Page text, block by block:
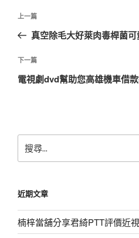
文
導
覽
上
一
文
章
上一篇
真空除毛大好萊肉毒桿菌
下
一
下一篇
電視劇dvd幫助您高雄機車借
尋
字:
近期文章
楠梓當舖分享君綺PTT評價近